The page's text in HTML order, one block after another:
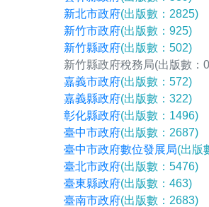
新北市政府(出版數：2825)
新竹市政府(出版數：925)
新竹縣政府(出版數：502)
新竹縣政府稅務局(出版數：
嘉義市政府(出版數：572)
嘉義縣政府(出版數：322)
彰化縣政府(出版數：1496)
臺中市政府(出版數：2687)
臺中市政府數位發展局(出版
臺北市政府(出版數：5476)
臺東縣政府(出版數：463)
臺南市政府(出版數：2683)